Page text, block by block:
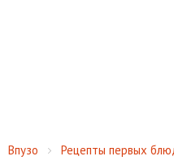
Впузо Рецепты первых